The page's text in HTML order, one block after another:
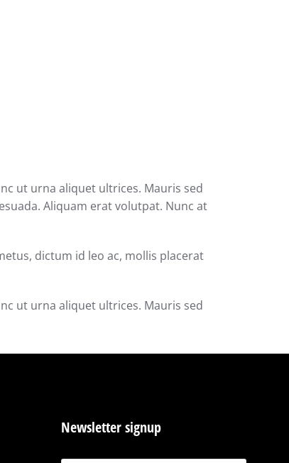
ut urna aliquet ultrices. Mauris sed
Aliquam erat volutpat. Nunc at
dictum id leo ac, mollis placerat
ut urna aliquet ultrices. Mauris sed
Newsletter signup